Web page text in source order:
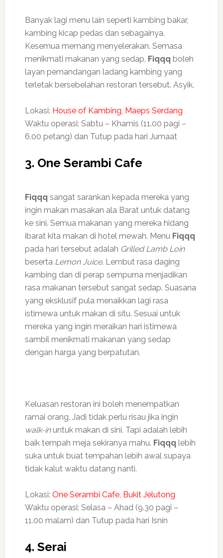
Banyak lagi menu lain seperti kambing bakar,
kambing kicap pedas dan sebagainya.
Kesemua memang menyelerakan. Semasa
menikmati makanan yang sedap, Fiqqq boleh
layan pemandangan ladang kambing yang
terletak bersebelahan restoran tersebut. Asyik.
Lokasi: House of Kambing, Maeps Serdang
Waktu operasi: Sabtu – Khamis (11.00 pagi –
6.00 petang) dan Tutup pada hari Jumaat
3. One Serambi Cafe
Fiqqq sangat sarankan kepada mereka yang
ingin makan masakan ala Barat untuk datang
ke sini. Semua makanan yang mereka hidang
ibarat kita makan di hotel mewah. Menu Fiqqq
pada hari tersebut adalah Grilled Lamb Loin
beserta Lemon Juice. Lembut rasa daging
kambing dan di perap sempurna menjadikan
rasa makanan tersebut sangat sedap. Suasana
yang eksklusif pula menaikkan lagi rasa
istimewa untuk makan di situ. Sesuai untuk
mereka yang ingin meraikan hari istimewa
sambil menikmati makanan yang sedap
dengan harga yang berpatutan.
Keluasan restoran ini boleh menempatkan
ramai orang. Jadi tidak perlu risau jika ingin
walk-inuntuk makan di sini. Tapi adalah lebih
baik tempah meja sekiranya mahu. Fiqqq lebih
suka untuk buat tempahan lebih awal supaya
tidak kalut waktu datang nanti.
Lokasi: One Serambi Cafe, Bukit Jelutong
Waktu operasi: Selasa – Ahad (9.30 pagi –
11.00 malam) dan Tutup pada hari Isnin
4. Serai